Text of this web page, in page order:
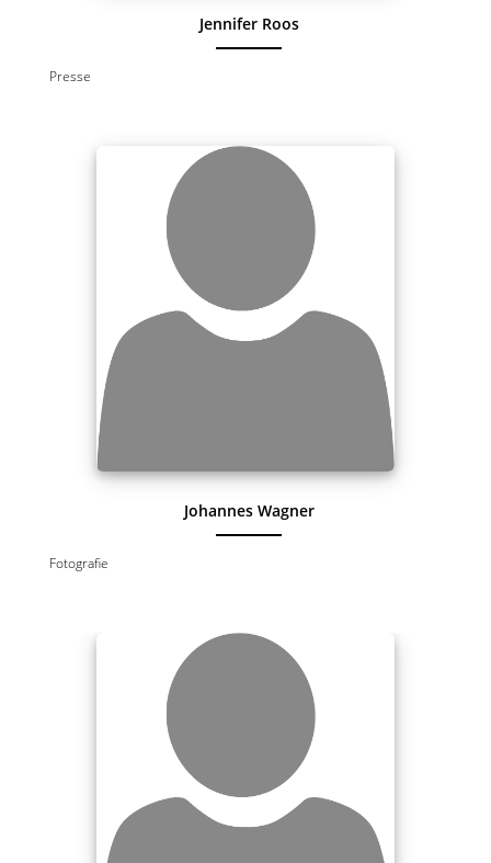
Jennifer Roos
Presse
Johannes Wagner
Fotografie